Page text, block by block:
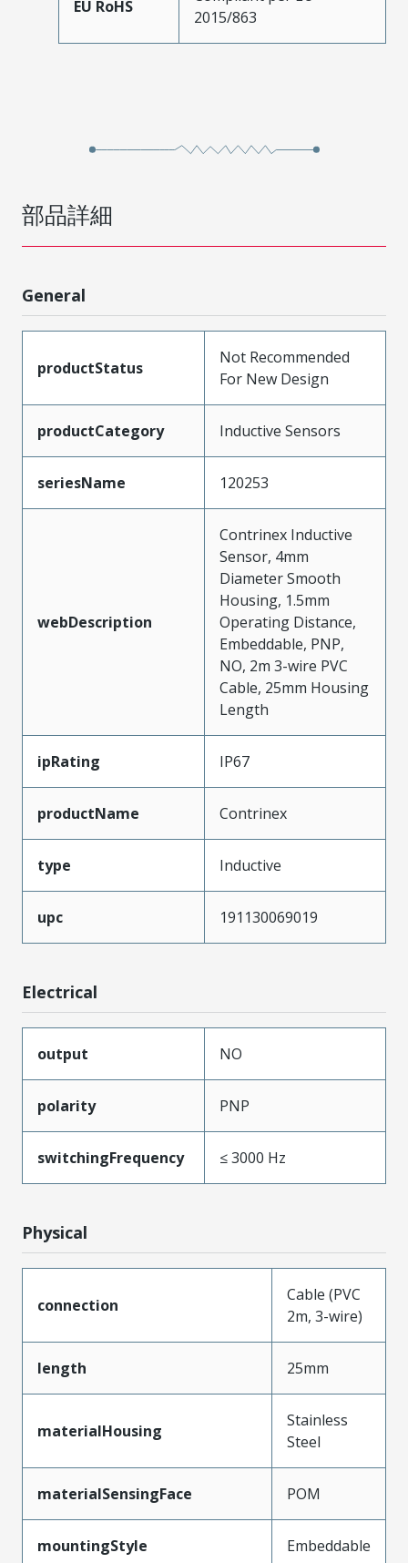
EU RoHS
2015/863
部品詳細
General
productStatus
Not Recommended
For New Design
productCategory Inductive Sensors
seriesName 120253
webDescription
Contrinex Inductive
Sensor, 4mm
Diameter Smooth
Housing, 1.5mm
Operating Distance,
Embeddable, PNP,
NO, 2m 3-wire PVC
Cable, 25mm Housing
Length
ipRating IP67
productName Contrinex
type Inductive
upc 191130069019
Electrical
output NO
polarity PNP
switchingFrequency ≤ 3000 Hz
Physical
connection
Cable (PVC
2m, 3-wire)
length 25mm
materialHousing
Stainless
Steel
materialSensingFace POM
mountingStyle Embeddable